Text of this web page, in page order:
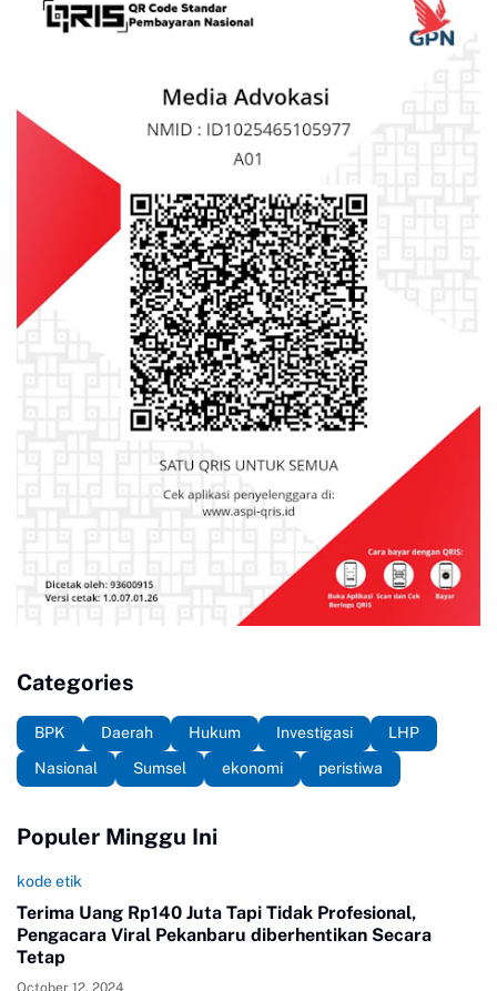
Categories
BPK Daerah Hukum Investigasi
LHP
Nasional
Sumsel ekonomi peristiwa
Populer Minggu Ini
kode etik
Terima Uang Rp140 Juta Tapi Tidak Profesional,
Pengacara Viral Pekanbaru diberhentikan Secara
Tetap
October 12, 2024